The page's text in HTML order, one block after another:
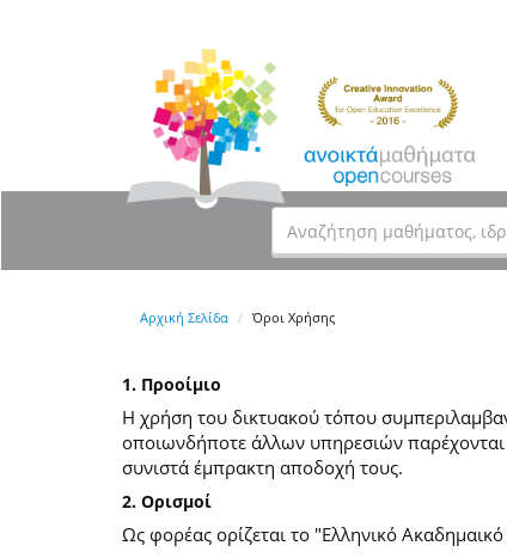
Αρχική Σελίδα Όροι Χρήσης
1. Προοίμιο
Η χρήση του δικτυακού τόπου
οποιωνδήποτε άλλων υπηρεσιών
συνιστά έμπρακτη αποδοχή τους.
2. Ορισμοί
Ως φορέας ορίζεται το "Ελληνικό Ακαδημαικό